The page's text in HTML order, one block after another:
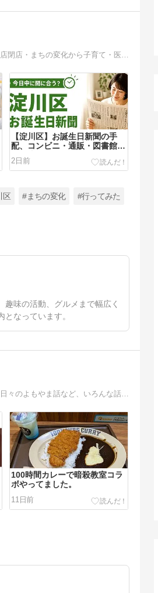
【淀川区】お誕生日新聞の手
配、コンビニ・通販・図書館は
どう違う？
2日前
区 #まちの変化 #行ってみた
味の活動、グルメまで幅広く
なっています。
100時間カレーで暗殺教室コラ
ボやってました。
11日前